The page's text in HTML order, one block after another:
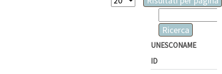
chiave
Ricerca
UNESCO
ID
NAME